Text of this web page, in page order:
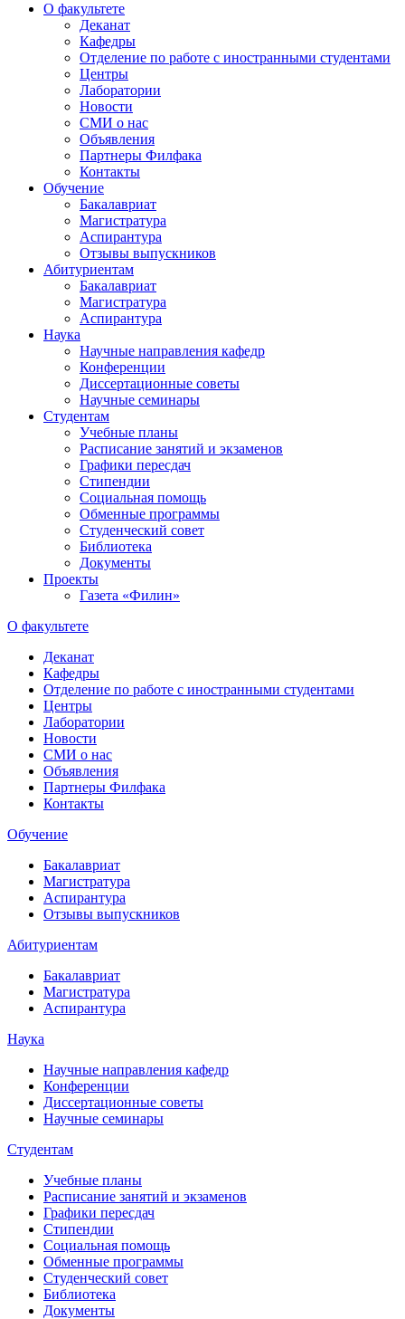
О факультете
Деканат
Кафедры
Отделение по работе с иностранными студентами
Центры
Лаборатории
Новости
СМИ о нас
Объявления
Партнеры Филфака
Контакты
Обучение
Бакалавриат
Магистратура
Аспирантура
Отзывы выпускников
Абитуриентам
Бакалавриат
Магистратура
Аспирантура
Наука
Научные направления кафедр
Конференции
Диссертационные советы
Научные семинары
Студентам
Учебные планы
Расписание занятий и экзаменов
Графики пересдач
Стипендии
Социальная помощь
Обменные программы
Студенческий совет
Библиотека
Документы
Проекты
Газета «Филин»
О факультете
Деканат
Кафедры
Отделение по работе с иностранными студентами
Центры
Лаборатории
Новости
СМИ о нас
Объявления
Партнеры Филфака
Контакты
Обучение
Бакалавриат
Магистратура
Аспирантура
Отзывы выпускников
Абитуриентам
Бакалавриат
Магистратура
Аспирантура
Наука
Научные направления кафедр
Конференции
Диссертационные советы
Научные семинары
Студентам
Учебные планы
Расписание занятий и экзаменов
Графики пересдач
Стипендии
Социальная помощь
Обменные программы
Студенческий совет
Библиотека
Документы